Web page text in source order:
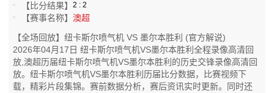
【比分结果】2 : 2
【赛事名称】澳超
【全场回放】纽卡斯尔喷气机 VS 墨尔本胜利 (官方解说)
2026年04月17日 纽卡斯尔喷气机VS墨尔本胜利全程录像高清回
放,澳超历届纽卡斯尔喷气机VS墨尔本胜利的历史交锋录像高清回
放。纽卡斯尔喷气机VS墨尔本胜利历届比分数据，比赛视频下
载，精彩片段集锦。赛前数据分析，赛后资讯实时更新。同时还